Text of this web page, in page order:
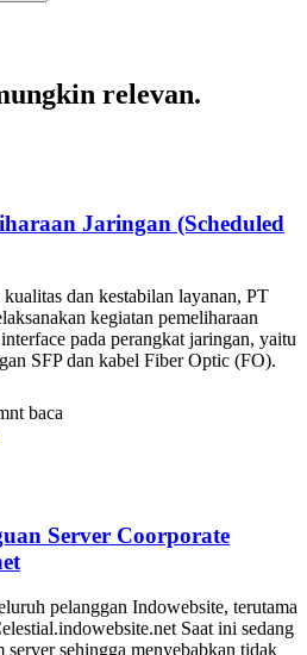
relevan.
Jaringan (Scheduled
dan kestabilan layanan, PT
kegiatan pemeliharaan
pada perangkat jaringan, yaitu
SFP dan kabel Fiber Optic (FO).
baca
Server Coorporate
pelanggan Indowebsite, terutama
Saat ini sedang
server sehingga menyebabkan tidak